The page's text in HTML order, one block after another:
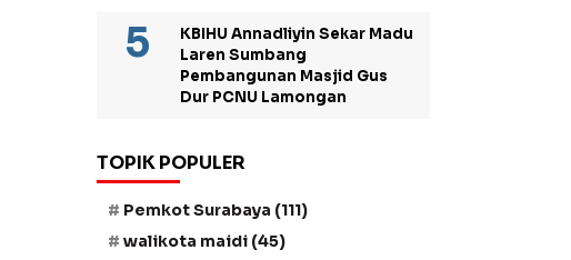
KBIHU Annadliyin Sekar Madu
Laren Sumbang
Pembangunan Masjid Gus
Dur PCNU Lamongan
TOPIK POPULER
Pemkot Surabaya (111)
walikota maidi (45)